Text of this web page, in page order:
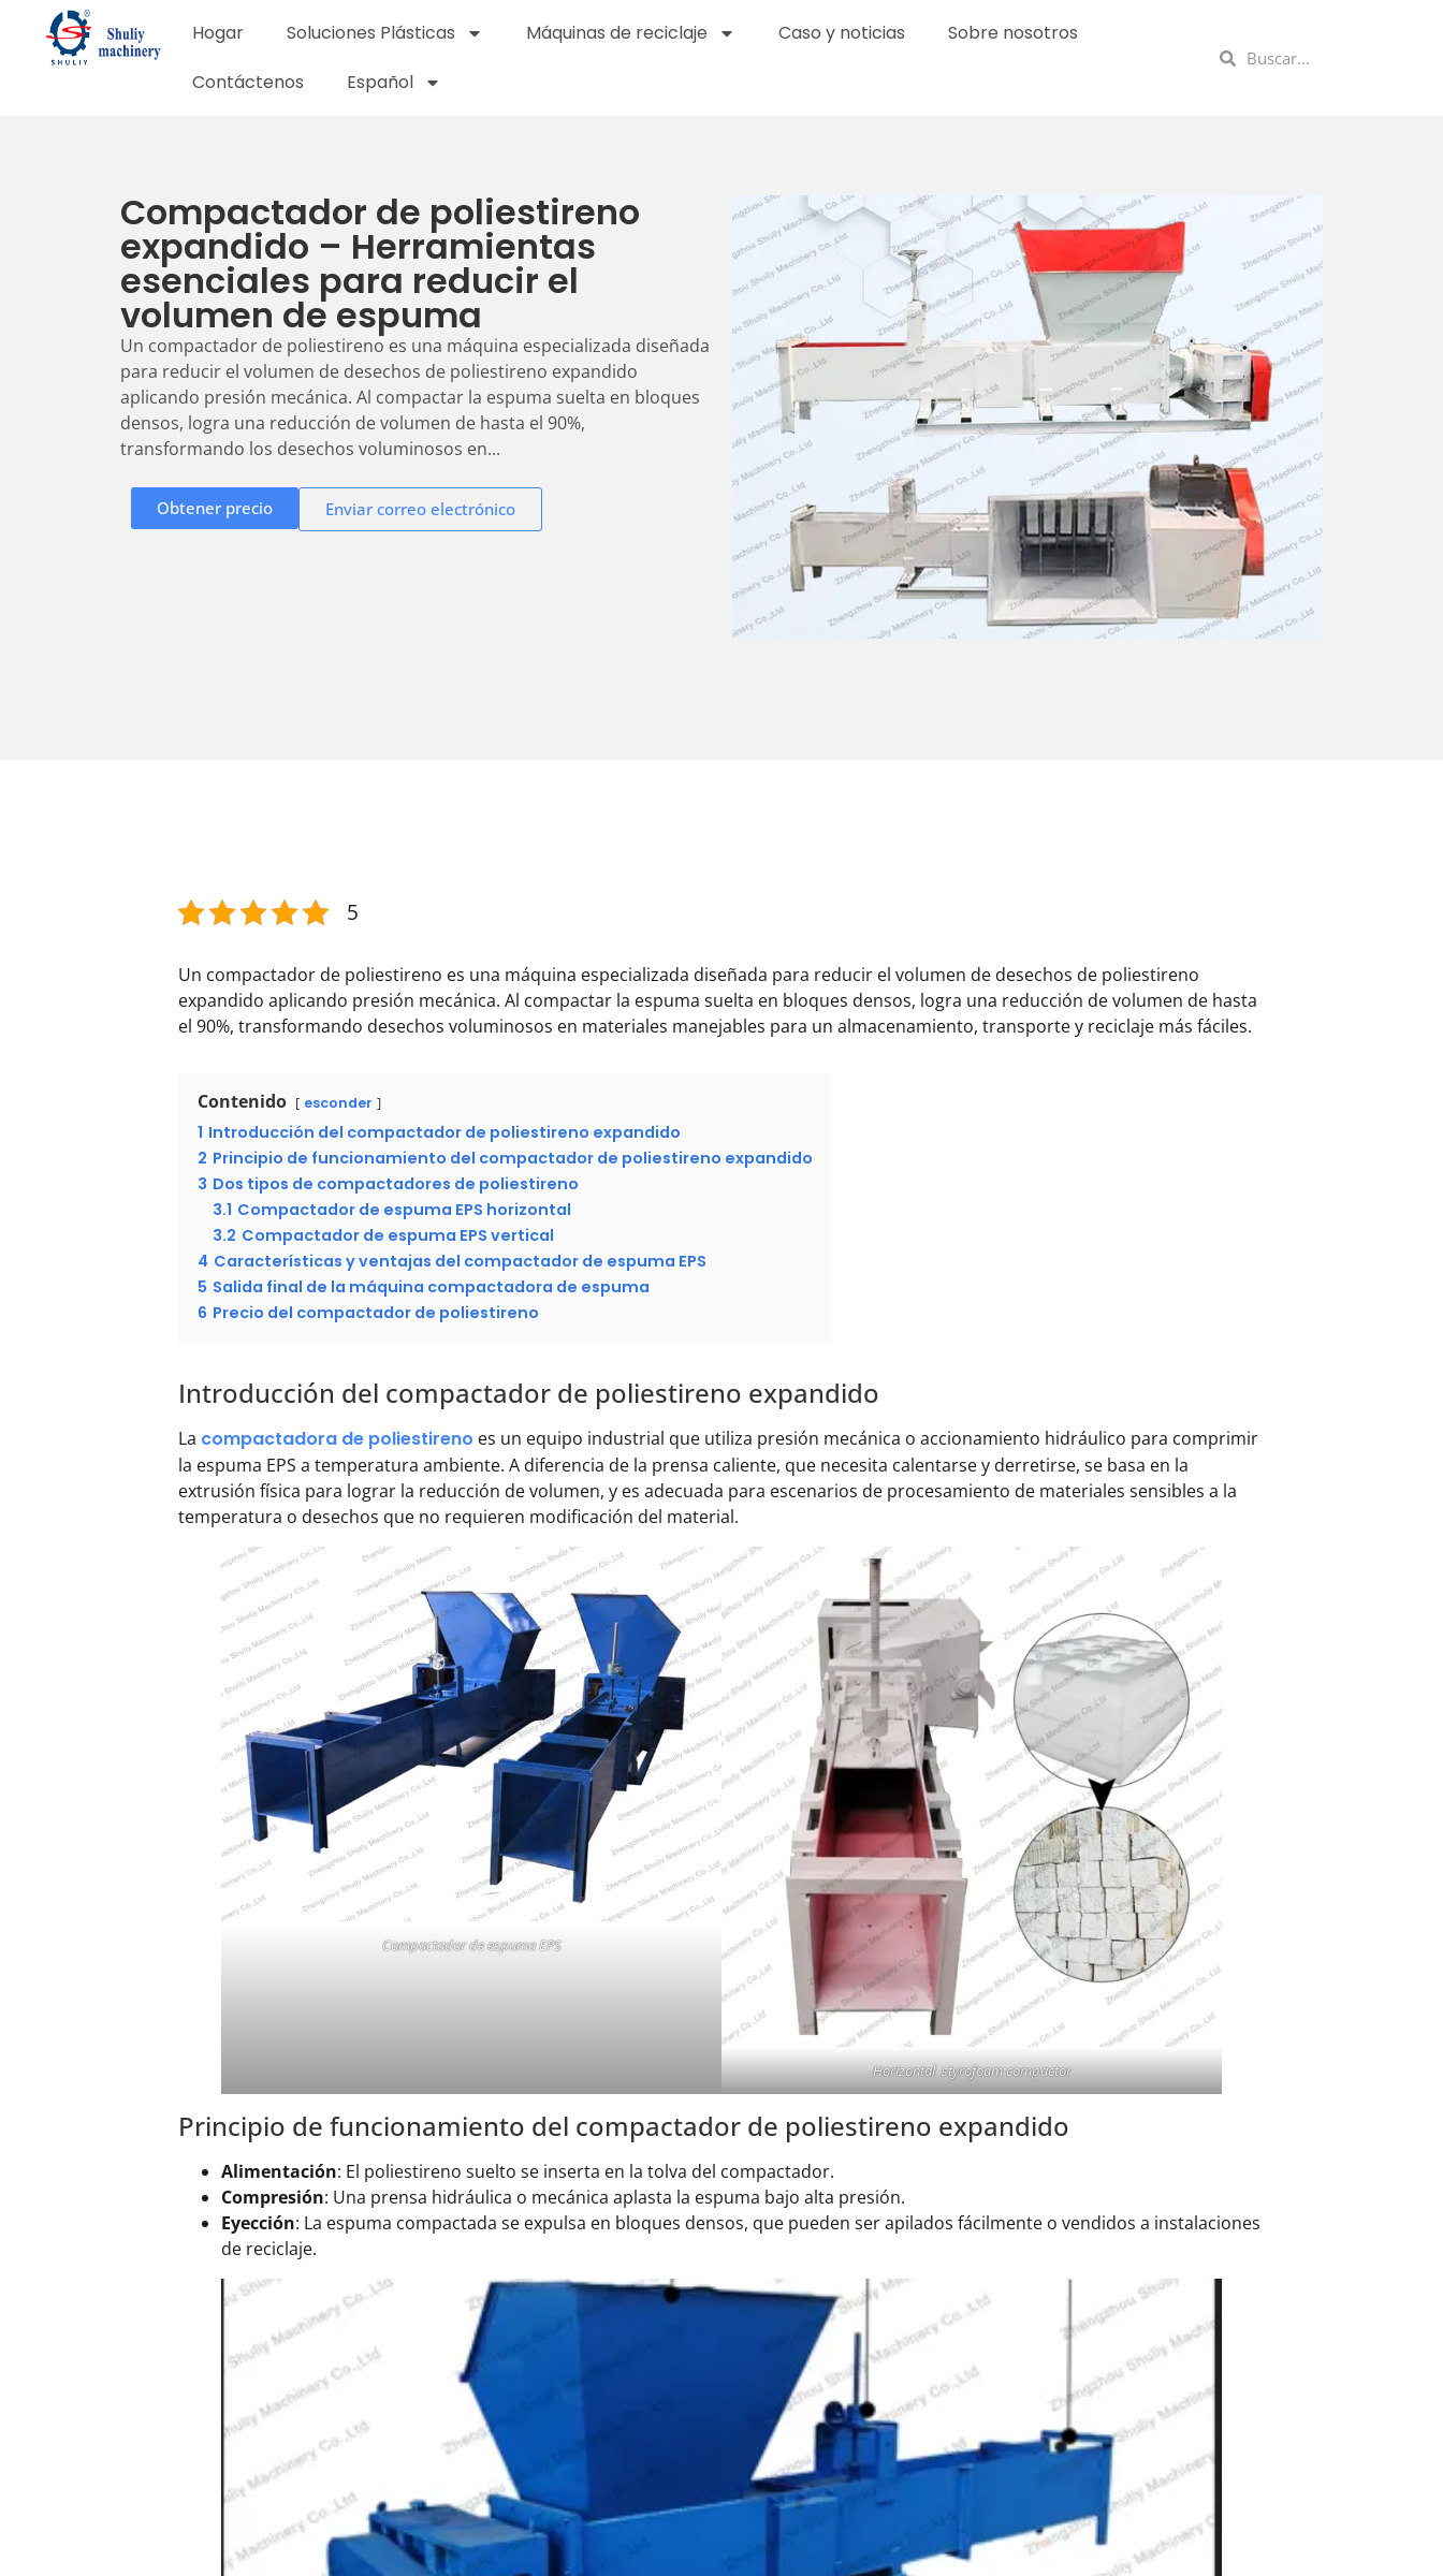
Hogar Soluciones Plásticas Máquinas de reciclaje Caso y noticias
Sobre nosotros
Contáctenos
Español
Compactador de poliestireno
expandido – Herramientas
esenciales para reducir el
volumen de espuma
Un compactador de poliestireno es una máquina especializada diseñada
para reducir el volumen de desechos de poliestireno expandido
aplicando presión mecánica. Al compactar la espuma suelta en bloques
densos, logra una reducción de volumen de hasta el 90%,
transformando los desechos voluminosos en...
Obtener precio Enviar correo electrónico
5
Un compactador de poliestireno es una máquina especializada diseñada para reducir el volumen de desechos de poliestireno
expandido aplicando presión mecánica. Al compactar la espuma suelta en bloques densos, logra una reducción de volumen de hasta
el 90%, transformando desechos voluminosos en materiales manejables para un almacenamiento, transporte y reciclaje más fáciles.
Contenido esconder
1 Introducción del compactador de poliestireno expandido
2 Principio de funcionamiento del compactador de poliestireno expandido
3 Dos tipos de compactadores de poliestireno
3.1 Compactador de espuma EPS horizontal
3.2 Compactador de espuma EPS vertical
4 Características y ventajas del compactador de espuma EPS
5 Salida final de la máquina compactadora de espuma
6 Precio del compactador de poliestireno
Introducción del compactador de poliestireno expandido
La compactadora de poliestireno es un equipo industrial que utiliza presión mecánica o accionamiento hidráulico para comprimir
la espuma EPS a temperatura ambiente. A diferencia de la prensa caliente, que necesita calentarse y derretirse, se basa en la
extrusión física para lograr la reducción de volumen, y es adecuada para escenarios de procesamiento de materiales sensibles a la
temperatura o desechos que no requieren modificación del material.
Compactador de espuma EPS
Horizontal styrofoam compactor
Principio de funcionamiento del compactador de poliestireno expandido
Alimentación: El poliestireno suelto se inserta en la tolva del compactador.
Compresión: Una prensa hidráulica o mecánica aplasta la espuma bajo alta presión.
Eyección: La espuma compactada se expulsa en bloques densos, que pueden ser apilados fácilmente o vendidos a instalaciones
de reciclaje.